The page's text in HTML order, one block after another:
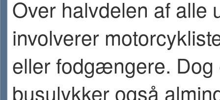
Over halvdelen af alle
involverer
eller fodgængere. Dog
busulykker også